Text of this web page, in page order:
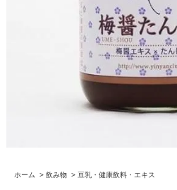
ホーム > 飲み物 > 豆乳・健康飲料・エキス